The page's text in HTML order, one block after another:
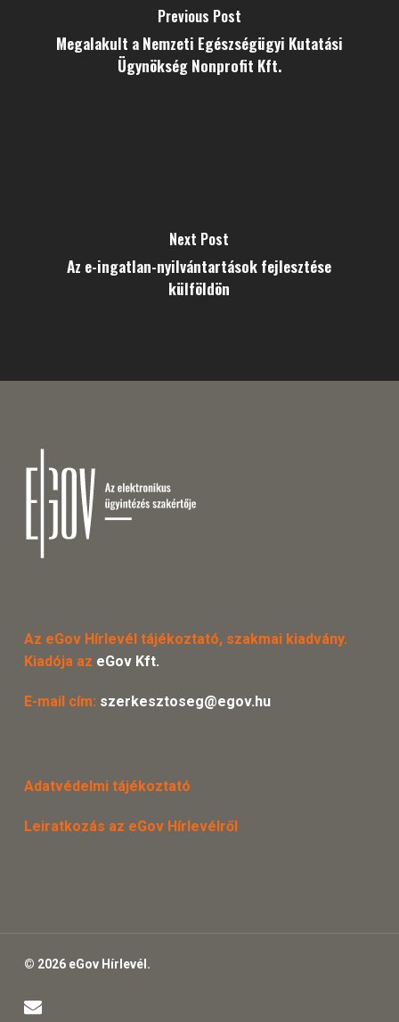
Previous Post
Megalakult a Nemzeti Egészségügyi Kutatási
Ügynökség Nonprofit Kft.
Next Post
Az e-ingatlan-nyilvántartások fejlesztése
külföldön
Az eGov Hírlevél tájékoztató, szakmai kiadvány.
Kiadója az eGov Kft.
E-mail cím: szerkesztoseg@egov.hu
Adatvédelmi tájékoztató
Leiratkozás az eGov Hírlevélről
© 2026 eGov Hírlevél.
email